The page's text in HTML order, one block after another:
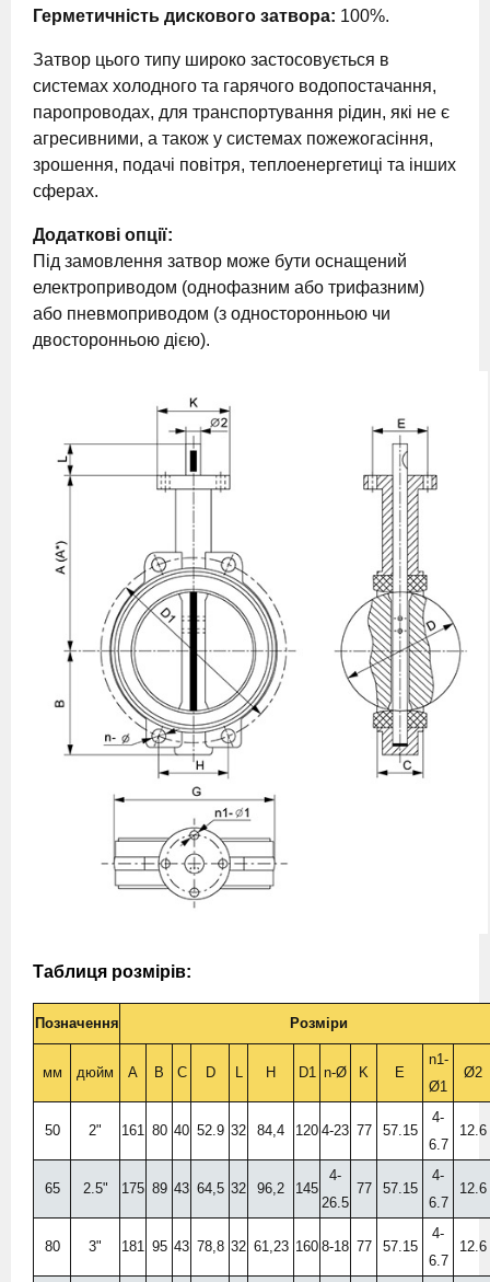
Герметичність дискового затвора: 100%.
Затвор цього типу широко застосовується в
системах холодного та гарячого водопостачання,
паропроводах, для транспортування рідин, які не є
агресивними, а також у системах пожежогасіння,
зрошення, подачі повітря, теплоенергетиці та інших
сферах.
Додаткові опції:
Під замовлення затвор може бути оснащений
електроприводом (однофазним або трифазним)
або пневмоприводом (з односторонньою чи
двосторонньою дією).
Таблиця розмірів:
Позначення Розміри
мм дюйм A B C D L H D1 n-Ø K E
n1-
Ø1
Ø2
50 2" 161 80 40 52.9 32 84,4 120 4-23 77 57.15
4-
6.7
12.6
65 2.5" 175 89 43 64,5 32 96,2 145
4-
26.5
77 57.15
4-
6.7
12.6
80 3" 181 95 43 78,8 32 61,23 160 8-18 77 57.15
4-
6.7
12.6